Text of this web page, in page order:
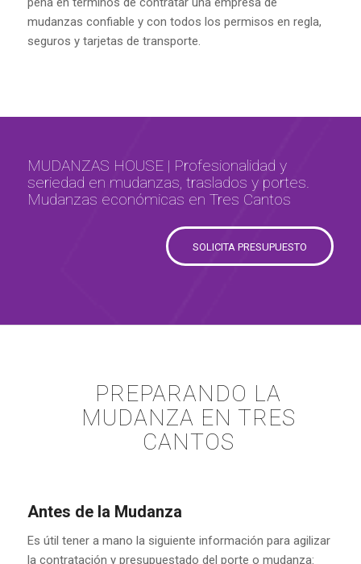
mudanzas confiable y con todos los permisos en regla,
seguros y tarjetas de transporte.
MUDANZAS HOUSE | Profesionalidad y
seriedad en mudanzas, traslados y portes.
Mudanzas económicas en Tres Cantos
SOLICITA PRESUPUESTO
PREPARANDO LA
MUDANZA EN TRES
CANTOS
Antes de la Mudanza
Es útil tener a mano la siguiente información para agilizar
la contratación y presupuestado del porte o mudanza: